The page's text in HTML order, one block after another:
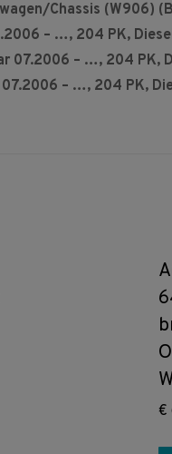
Chassis (W906)
– …, 204 PK,
07.2006 – …, 204 PK,
07.2006 – …, 204 PK,
€